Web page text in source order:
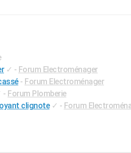
✓ - Forum Electroménager
- Forum Electroménager
- Forum Plomberie
clignote ✓ - Forum